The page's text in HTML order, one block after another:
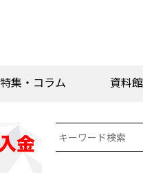
特集・コラム 資料館